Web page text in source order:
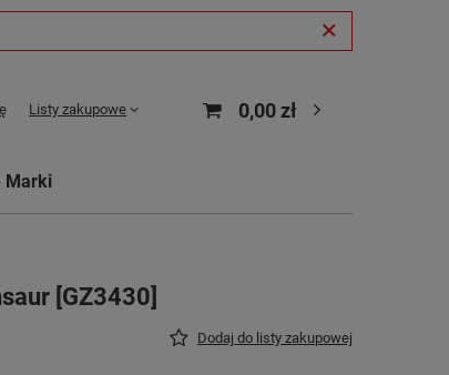
Listy zakupowe 0,00 zł
Marki
[GZ3430]
Dodaj do listy zakupowej